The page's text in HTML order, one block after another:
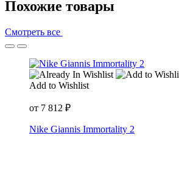
Похожие товары
Смотреть все
Add to Wishlist
от 7 812 ₽
Nike Giannis Immortality 2